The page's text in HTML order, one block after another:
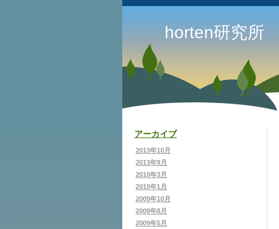
horten研究所
アーカイブ
2013年10月
2013年9月
2010年3月
2010年1月
2009年10月
2009年8月
2009年5月